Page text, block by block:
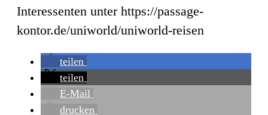
Interessenten unter https://passage-
kontor.de/uniworld/uniworld-reisen
teilen
teilen
E-Mail
drucken